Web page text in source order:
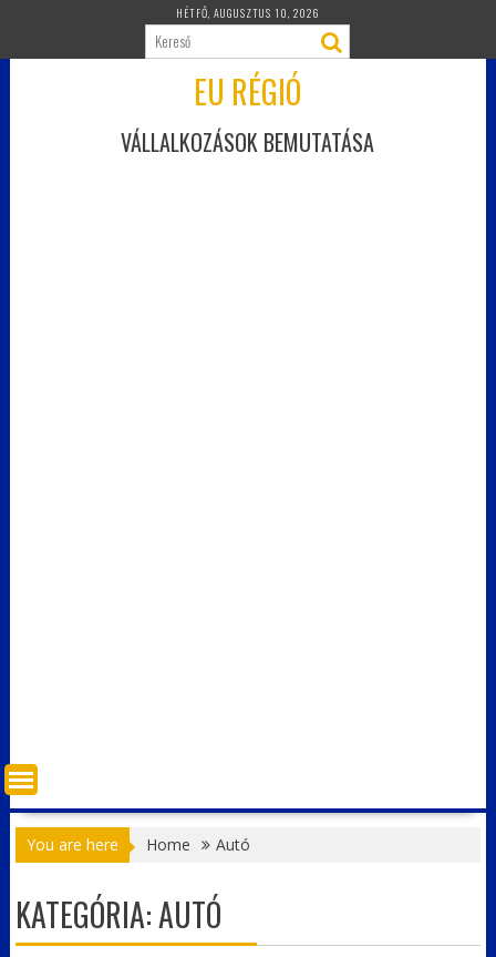
content
HÉTFŐ, AUGUSZTUS 10, 2026
EU RÉGIÓ
VÁLLALKOZÁSOK BEMUTATÁSA
You are here Home Autó
KATEGÓRIA:AUTÓ